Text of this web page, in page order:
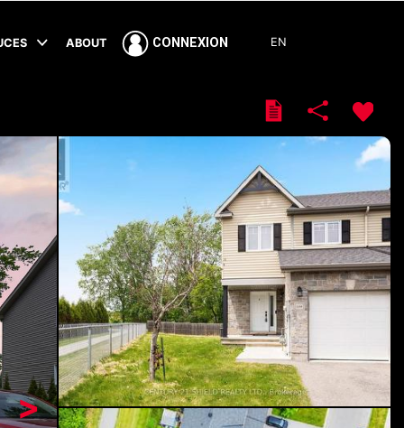
ABOUT CONNEXION EN
>